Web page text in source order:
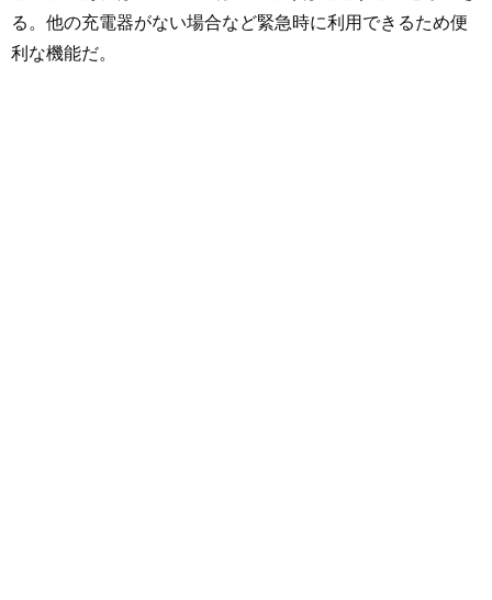
る。他の充電器がない場合など緊急時に利用できるため便
利な機能だ。